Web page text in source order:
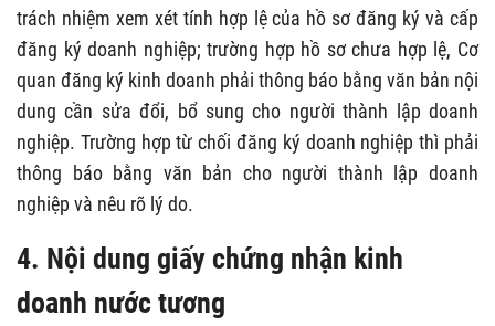
trách nhiệm xem xét tính hợp lệ của hồ sơ đăng ký và cấp
đăng ký doanh nghiệp; trường hợp hồ sơ chưa hợp lệ, Cơ
quan đăng ký kinh doanh phải thông báo bằng văn bản nội
dung cần sửa đổi, bổ sung cho người thành lập doanh
nghiệp. Trường hợp từ chối đăng ký doanh nghiệp thì phải
thông báo bằng văn bản cho người thành lập doanh
nghiệp và nêu rõ lý do.
4. Nội dung giấy chứng nhận kinh
doanh nước tương